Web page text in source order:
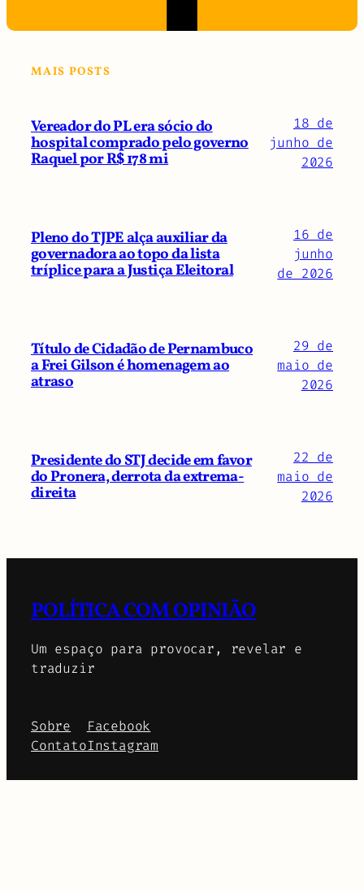
MAIS POSTS
Vereador do PL era sócio do
hospital comprado pelo governo
Raquel por R$ 178 mi
18 de
junho de
2026
Pleno do TJPE alça auxiliar da
governadora ao topo da lista
tríplice para a Justiça Eleitoral
16 de
junho
de 2026
Título de Cidadão de Pernambuco
a Frei Gilson é homenagem ao
atraso
29 de
maio de
2026
Presidente do STJ decide em favor
do Pronera, derrota da extrema-
direita
22 de
maio de
2026
POLÍTICA COM OPINIÃO
Um espaço para provocar, revelar e
traduzir
Sobre
Contato
Facebook
Instagram